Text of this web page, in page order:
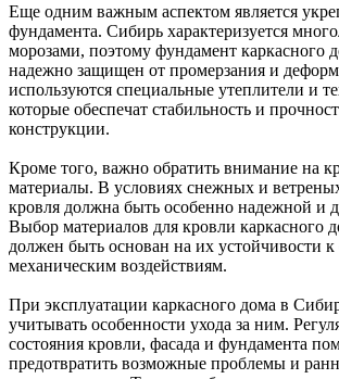
Еще одним важным аспектом является
фундамента. Сибирь характеризуется
морозами, поэтому фундамент каркасного
надежно защищен от промерзания и
используются специальные утеплители и
которые обеспечат стабильность и
конструкции.
Кроме того, важно обратить внимание на
материалы. В условиях снежных и
кровля должна быть особенно надежной и
Выбор материалов для кровли каркасного
должен быть основан на их устойчивости к
механическим воздействиям.
При эксплуатации каркасного дома в
учитывать особенности ухода за ним.
состояния кровли, фасада и фундамента
предотвратить возможные проблемы и